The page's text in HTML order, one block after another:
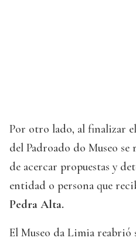
Por otro lado, al finalizar
del Padroado do Museo
de acercar propuestas y
entidad o persona que
Pedra Alta.
El Museo da Limia reabrió